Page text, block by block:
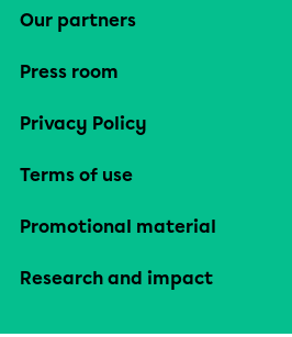
Our partners
Press room
Privacy Policy
Terms of use
Promotional material
Research and impact